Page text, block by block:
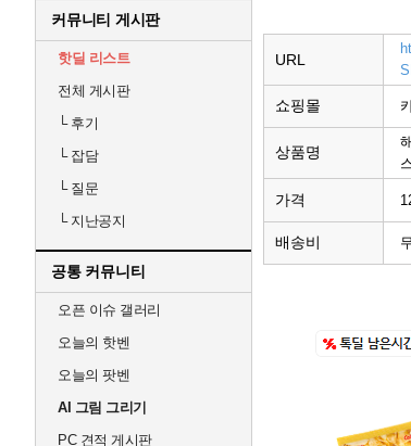
커뮤니티 게시판
핫딜 리스트
전체 게시판
└후기
└잡담
└질문
└지난공지
공통 커뮤니티
오픈 이슈 갤러리
오늘의 핫벤
오늘의 팟벤
AI 그림 그리기
PC 견적 게시판
URL
쇼핑몰
상품명
가격
배송비